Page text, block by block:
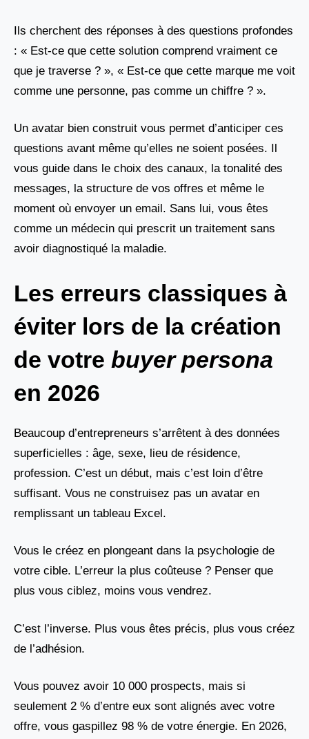
Ils cherchent des réponses à des questions profondes
: « Est-ce que cette solution comprend vraiment ce
que je traverse ? », « Est-ce que cette marque me voit
comme une personne, pas comme un chiffre ? ».
Un avatar bien construit vous permet d’anticiper ces
questions avant même qu’elles ne soient posées. Il
vous guide dans le choix des canaux, la tonalité des
messages, la structure de vos offres et même le
moment où envoyer un email. Sans lui, vous êtes
comme un médecin qui prescrit un traitement sans
avoir diagnostiqué la maladie.
Les erreurs classiques à
éviter lors de la création
de votre buyer persona
en 2026
Beaucoup d’entrepreneurs s’arrêtent à des données
superficielles : âge, sexe, lieu de résidence,
profession. C’est un début, mais c’est loin d’être
suffisant. Vous ne construisez pas un avatar en
remplissant un tableau Excel.
Vous le créez en plongeant dans la psychologie de
votre cible. L’erreur la plus coûteuse ? Penser que
plus vous ciblez, moins vous vendrez.
C’est l’inverse. Plus vous êtes précis, plus vous créez
de l’adhésion.
Vous pouvez avoir 10 000 prospects, mais si
seulement 2 % d’entre eux sont alignés avec votre
offre, vous gaspillez 98 % de votre énergie. En 2026,